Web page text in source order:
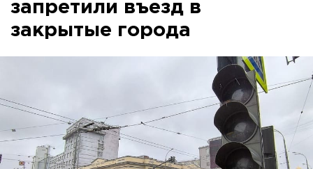
запретили въезд в
закрытые города